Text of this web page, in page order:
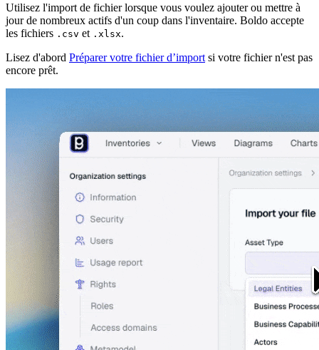
Utilisez l'import de fichier lorsque vous voulez ajouter ou mettre à
jour de nombreux actifs d'un coup dans l'inventaire. Boldo accepte
les fichiers .csv et .xlsx.
Lisez d'abord Préparer votre fichier d’import si votre fichier n'est pas
encore prêt.